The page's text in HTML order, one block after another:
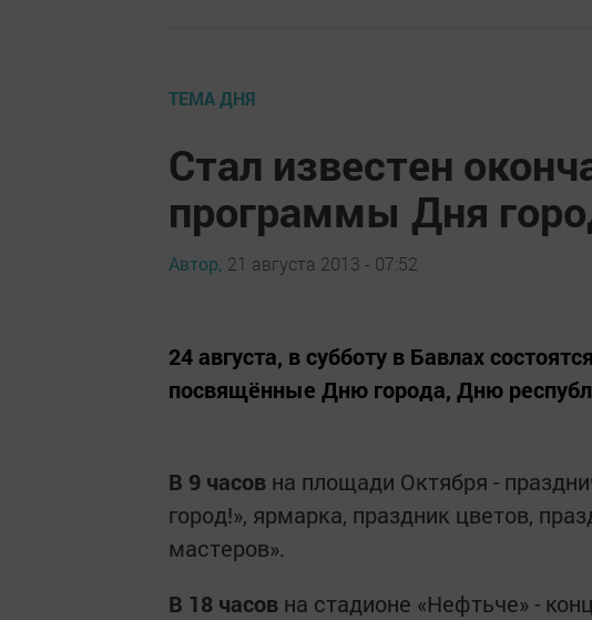
ТЕМА ДНЯ
Стал известен
программы Дня
Автор, 21 августа 2013 - 07:52
24 августа, в субботу в Бавлах
посвящённые Дню города, Дню
В 9 часов на площади Октября -
город!», ярмарка, праздник цветов,
мастеров».
В 18 часов на стадионе «Нефтьче» -